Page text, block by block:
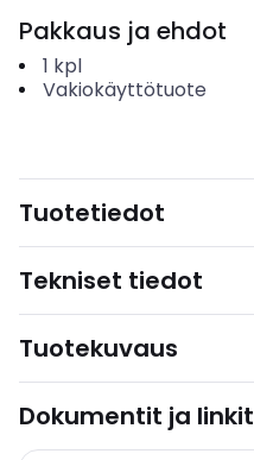
Pakkaus ja ehdot
1 kpl
Vakiokäyttötuote
Tuotetiedot
Tekniset tiedot
Tuotekuvaus
Dokumentit ja linkit